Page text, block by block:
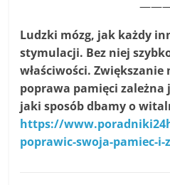
Ludzki mózg, jak każdy
stymulacji. Bez niej
właściwości. Zwiększanie
poprawa pamięci zależna
jaki sposób dbamy o
https://
poprawic-swoja-pamiec-